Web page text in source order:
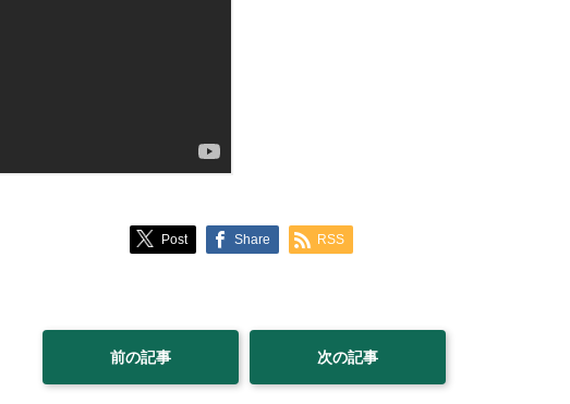
Post Share RSS
前の記事 次の記事